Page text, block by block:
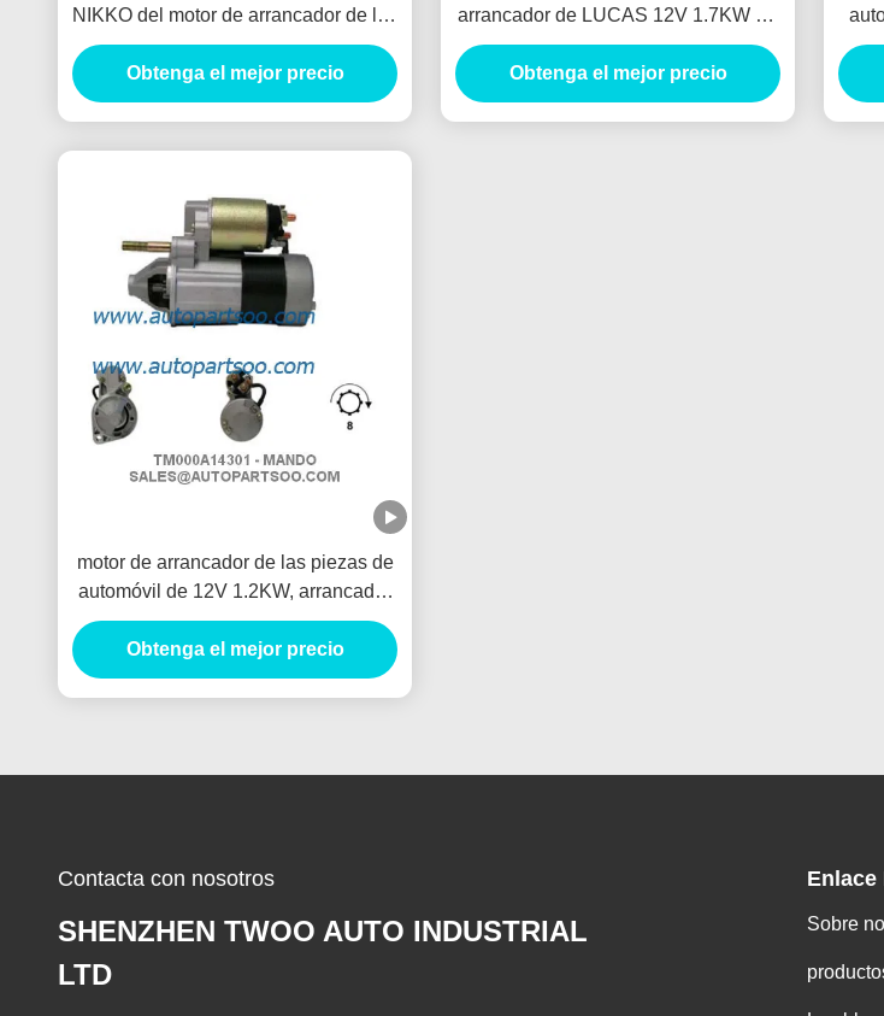
NIKKO del motor de arrancador de las
piezas de automóvil 0-23000-1292
24V 5.5KW 11T Motores De Arranque
Obtenga el mejor precio
arrancador de LUCAS 12V 1.7KW 8T
MOTORES DE ARRANQUE
Obtenga el mejor precio
motor de arrancador de las piezas de
automóvil de 12V 1.2KW, arrancador
del coche eléctrico de 8T Anlasser
Obtenga el mejor precio
Contacta con nosotros
SHENZHEN TWOO AUTO INDUSTRIAL
LTD
Enlace
Sobre